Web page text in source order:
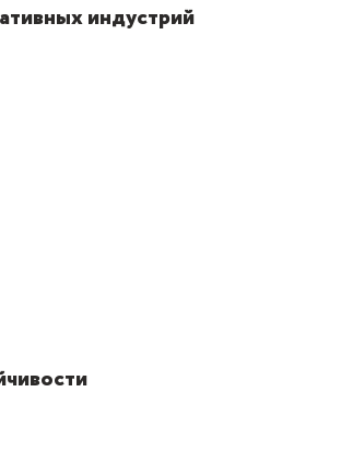
индустрий